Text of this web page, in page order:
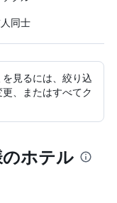
同士
見るには、絞り込
、またはすべてク
ホテル